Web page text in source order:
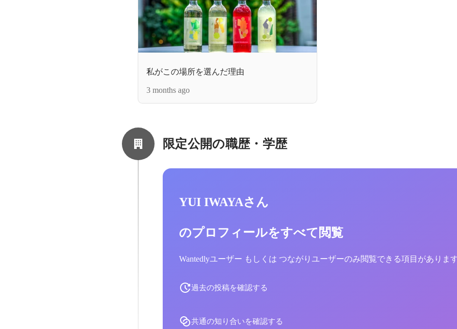
私がこの場所を選んだ理由
3 months ago
限定公開の職歴・学歴
YUI IWAYAさん
のプロフィールをすべて閲覧
Wantedlyユーザー もしくは つながりユーザーのみ閲覧できる項目がありま
過去の投稿を確認する
共通の知り合いを確認する